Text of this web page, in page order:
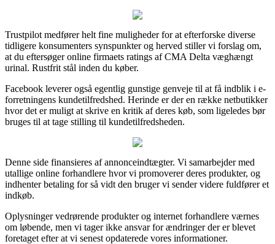
Trustpilot medfører helt fine muligheder for at efterforske diverse
tidligere konsumenters synspunkter og herved stiller vi forslag om,
at du eftersøger online firmaets ratings af CMA Delta væghængt
urinal. Rustfrit stål inden du køber.
Facebook leverer også egentlig gunstige genveje til at få indblik i e-
forretningens kundetilfredshed. Herinde er der en række netbutikker
hvor det er muligt at skrive en kritik af deres køb, som ligeledes bør
bruges til at tage stilling til kundetilfredsheden.
Denne side finansieres af annonceindtægter. Vi samarbejder med
utallige online forhandlere hvor vi promoverer deres produkter, og
indhenter betaling for så vidt den bruger vi sender videre fuldfører et
indkøb.
Oplysninger vedrørende produkter og internet forhandlere værnes
om løbende, men vi tager ikke ansvar for ændringer der er blevet
foretaget efter at vi senest opdaterede vores informationer.